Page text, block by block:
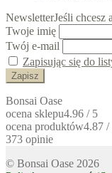
NewsletterJeśli chcesz
Twoje imię
Twój e-mail
Zapisując się do
Bonsai Oase
ocena sklepu4.96 / 5
ocena produktów4.87 /
373 opinie
© Bonsai Oase 2026